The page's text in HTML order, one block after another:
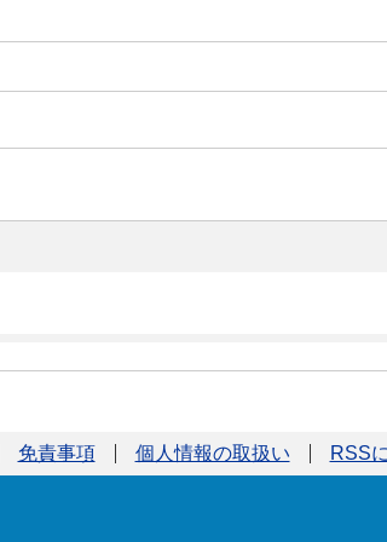
免責事項 個人情報の取扱い RSS